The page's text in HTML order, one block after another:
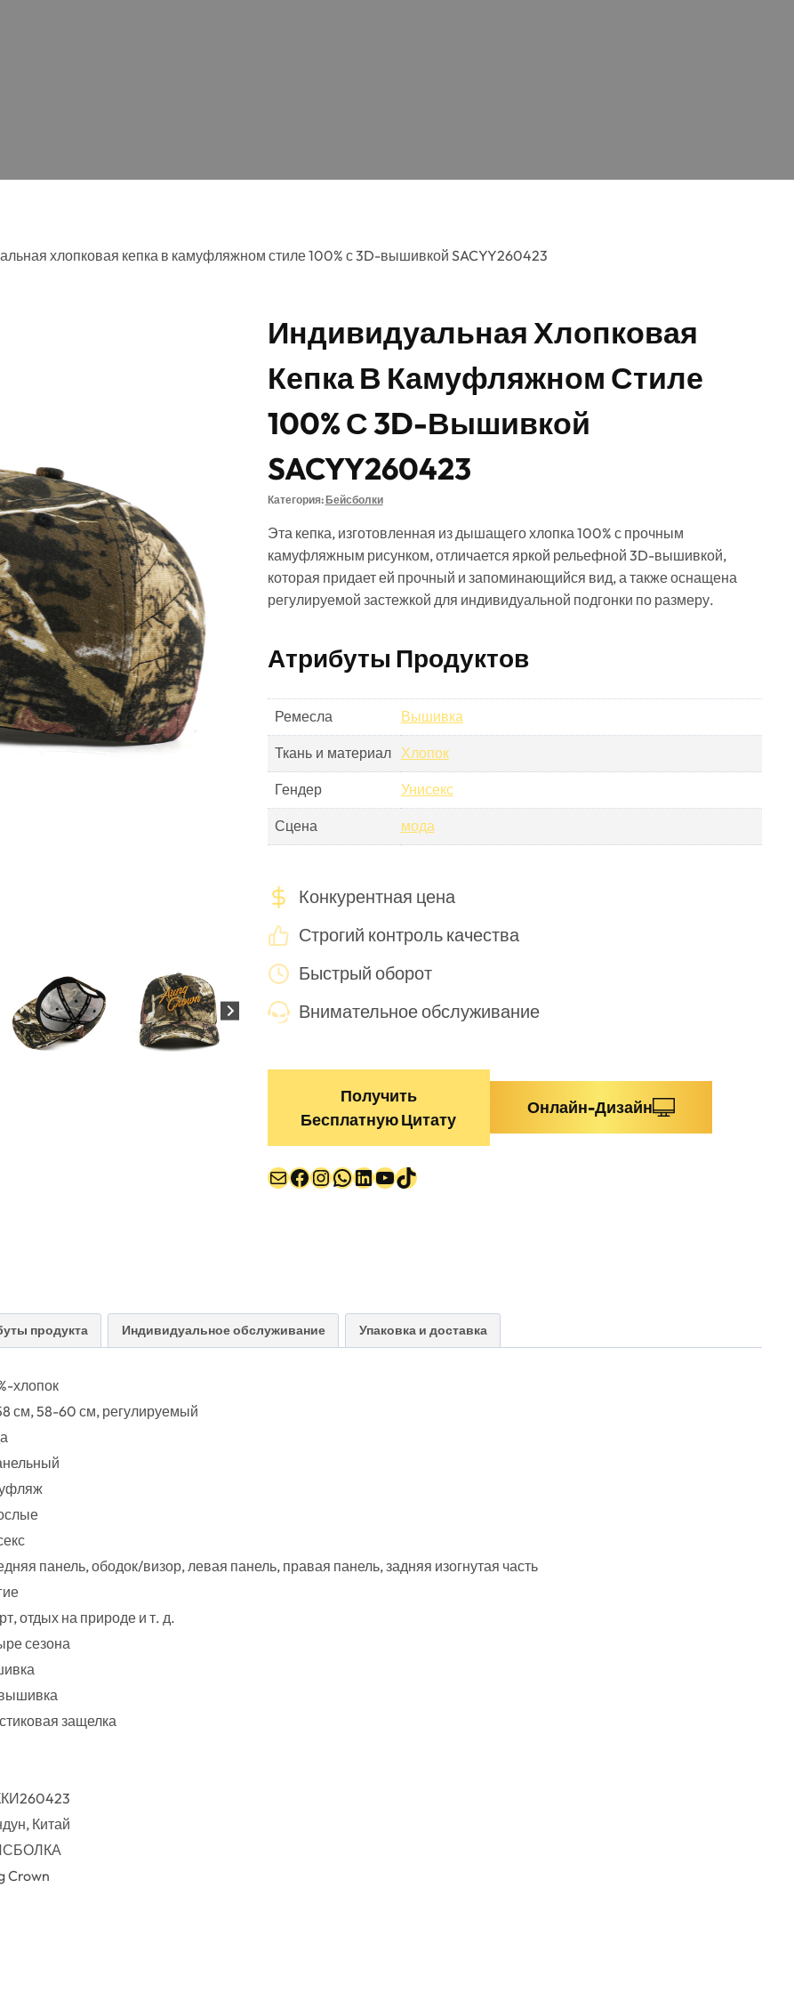
хлопковая кепка в камуфляжном стиле 100% с 3D-вышивкой SACYY260423
Индивидуальная Хлопковая
Кепка В Камуфляжном Стиле
100% С 3D-Вышивкой
SACYY260423
Категория:Бейсболки
Эта кепка, изготовленная из дышащего хлопка 100% с прочным
камуфляжным рисунком, отличается яркой рельефной 3D-вышивкой,
которая придает ей прочный и запоминающийся вид, а также оснащена
регулируемой застежкой для индивидуальной подгонки по размеру.
Атрибуты Продуктов
Ремесла Вышивка
Ткань и материал Хлопок
Гендер Унисекс
Сцена мода
Конкурентная цена
Строгий контроль качества
Быстрый оборот
Внимательное обслуживание
Получить
Бесплатную Цитату
Онлайн-Дизайн
Почта
Facebook
Instagram
WhatsApp
LinkedIn
YouTube
TikTok
продукта Индивидуальное обслуживание Упаковка и доставка
хлопок
см, 58-60 см, регулируемый
панель, ободок/визор, левая панель, правая панель, задняя изогнутая часть
отдых на природе и т. д.
сезона
защелка
Китай
Crown